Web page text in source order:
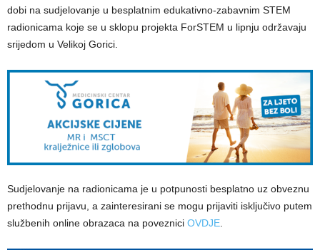
dobi na sudjelovanje u besplatnim edukativno-zabavnim STEM
radionicama koje se u sklopu projekta ForSTEM u lipnju održavaju
srijedom u Velikoj Gorici.
Sudjelovanje na radionicama je u potpunosti besplatno uz obveznu
prethodnu prijavu, a zainteresirani se mogu prijaviti isključivo putem
službenih online obrazaca na poveznici OVDJE